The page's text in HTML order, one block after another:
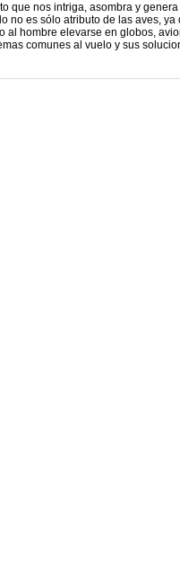
que nos intriga, asombra y
no es sólo atributo de las aves,
al hombre elevarse en globos,
comunes al vuelo y sus